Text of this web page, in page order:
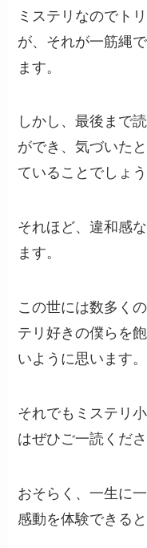
ミステリなのでト
が、それが一筋縄
ます。
しかし、最後まで
ができ、気づいた
ていることでしょう
それほど、違和感
ます。
この世には数多く
テリ好きの僕らを
いように思います。
それでもミステリ
はぜひご一読くださ
おそらく、一生に
感動を体験できると